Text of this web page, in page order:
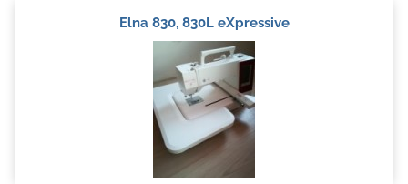
Elna 830, 830L eXpressive